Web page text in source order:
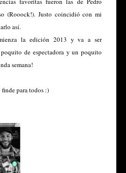
(Rooock!). Justo coincidió con mi
así.
la edición 2013 y va a ser
de espectadora y un poquito
semana!
finde para todos :)